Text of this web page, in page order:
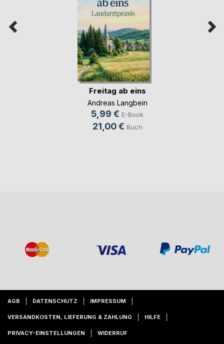
Freitag ab eins
Andreas Langbein
5,99 € E-Book
21,00 € Buch
AGB DATENSCHUTZ IMPRESSUM
VERSANDKOSTEN, LIEFERUNG & ZAHLUNG HILFE
PRIVACY-EINSTELLUNGEN WIDERRUF